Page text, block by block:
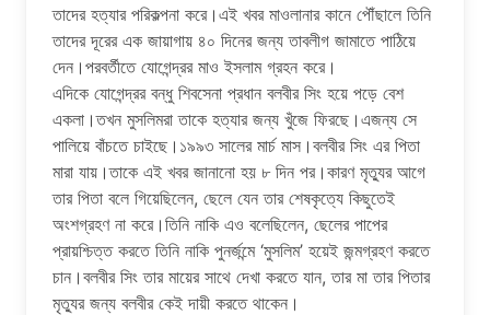
তাদের হত্যার পরিকল্পনা করে।এই খবর মাওলানার কানে পৌঁছালে তিনি
তাদের দূরের এক জায়াগায় ৪০ দিনের জন্য তাবলীগ জামাতে পাঠিয়ে
দেন।পরবর্তীতে যোগেন্দ্রর মাও ইসলাম গ্রহন করে।
এদিকে যোগেন্দ্রর বন্ধু শিবসেনা প্রধান বলবীর সিং হয়ে পড়ে বেশ
একলা।তখন মুসলিমরা তাকে হত্যার জন্য খুঁজে ফিরছে।এজন্য সে
পালিয়ে বাঁচতে চাইছে।১৯৯৩ সালের মার্চ মাস।বলবীর সিং এর পিতা
মারা যায়।তাকে এই খবর জানানো হয় ৮ দিন পর।কারণ মৃত্যুর আগে
তার পিতা বলে গিয়েছিলেন, ছেলে যেন তার শেষকৃত্যে কিছুতেই
অংশগ্রহণ না করে।তিনি নাকি এও বলেছিলেন, ছেলের পাপের
প্রায়শ্চিত্ত করতে তিনি নাকি পুনর্জন্মে ‘মুসলিম’ হয়েই জন্মগ্রহণ করতে
চান।বলবীর সিং তার মায়ের সাথে দেখা করতে যান, তার মা তার পিতার
মৃত্যুর জন্য বলবীর কেই দায়ী করতে থাকেন।